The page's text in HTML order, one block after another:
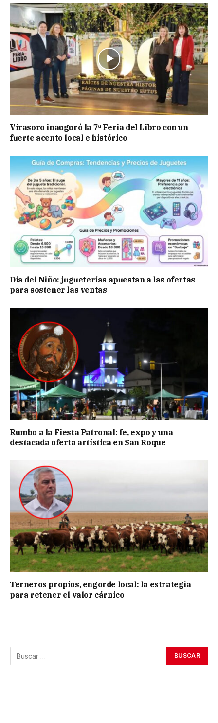
Virasoro inauguró la 7ª Feria del Libro con un
fuerte acento local e histórico
Día del Niño: jugueterías apuestan a las ofertas
para sostener las ventas
Rumbo a la Fiesta Patronal: fe, expo y una
destacada oferta artística en San Roque
Terneros propios, engorde local: la estrategia
para retener el valor cárnico